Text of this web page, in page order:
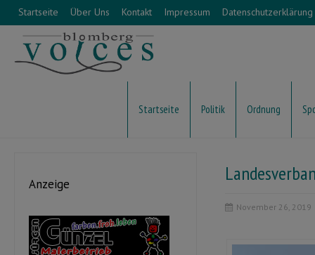
Startseite Über Uns Kontakt Impressum Datenschutzerklärung
Startseite Politik Ordnung
November 26, 2019
Anzeige